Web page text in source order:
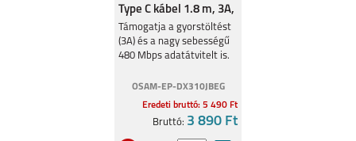
Type C kábel 1.8 m, 3A,
Fekete
Támogatja a gyorstöltést
(3A) és a nagy sebességű
480 Mbps adatátvitelt is.
OSAM-EP-DX310JBEG
Eredeti bruttó: 5 490 Ft
Bruttó: 3 890 Ft